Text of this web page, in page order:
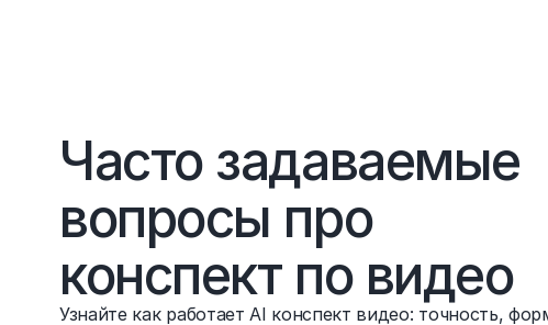
Часто задаваемые
вопросы про
конспект по видео
Узнайте как работает AI конспект видео: точность,